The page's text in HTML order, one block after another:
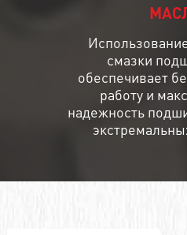
смазки
обеспечивает
работу и
надежность